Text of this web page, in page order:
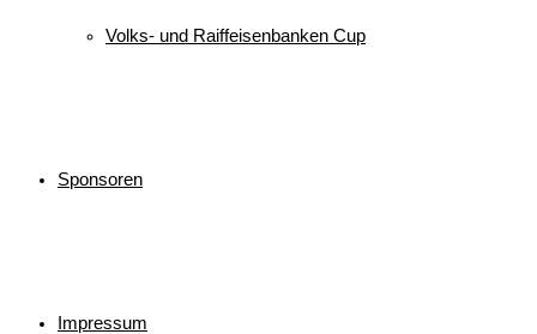
Volks- und Raiffeisenbanken Cup
Sponsoren
Impressum